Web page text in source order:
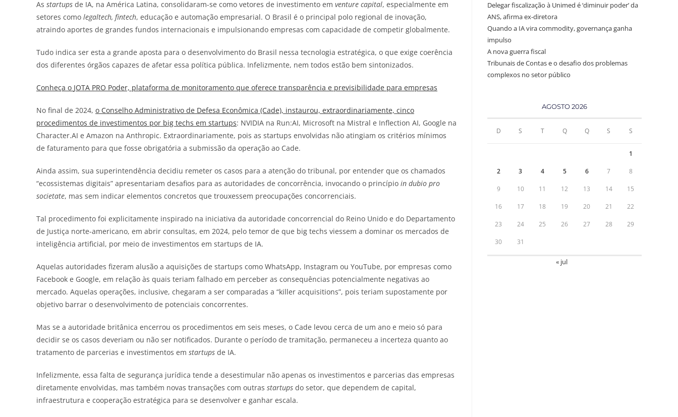
As startups de IA, na América Latina, consolidaram-se como vetores de investimento em venture capital, especialmente em
setores como legaltech, fintech, educação e automação empresarial. O Brasil é o principal polo regional de inovação,
atraindo aportes de grandes fundos internacionais e impulsionando empresas com capacidade de competir globalmente.
Tudo indica ser esta a grande aposta para o desenvolvimento do Brasil nessa tecnologia estratégica, o que exige coerência
dos diferentes órgãos capazes de afetar essa política pública. Infelizmente, nem todos estão bem sintonizados.
Conheça o JOTA PRO Poder, plataforma de monitoramento que oferece transparência e previsibilidade para empresas
No final de 2024, o Conselho Administrativo de Defesa Econômica (Cade), instaurou, extraordinariamente, cinco
procedimentos de investimentos por big techs em startups: NVIDIA na Run:AI, Microsoft na Mistral e Inflection AI, Google na
Character.AI e Amazon na Anthropic. Extraordinariamente, pois as startups envolvidas não atingiam os critérios mínimos
de faturamento para que fosse obrigatória a submissão da operação ao Cade.
Ainda assim, sua superintendência decidiu remeter os casos para a atenção do tribunal, por entender que os chamados
“ecossistemas digitais” apresentariam desafios para as autoridades de concorrência, invocando o princípio in dubio pro
societate, mas sem indicar elementos concretos que trouxessem preocupações concorrenciais.
Tal procedimento foi explicitamente inspirado na iniciativa da autoridade concorrencial do Reino Unido e do Departamento
de Justiça norte-americano, em abrir consultas, em 2024, pelo temor de que big techs viessem a dominar os mercados de
inteligência artificial, por meio de investimentos em startups de IA.
Aquelas autoridades fizeram alusão a aquisições de startups como WhatsApp, Instagram ou YouTube, por empresas como
Facebook e Google, em relação às quais teriam falhado em perceber as consequências potencialmente negativas ao
mercado. Aquelas operações, inclusive, chegaram a ser comparadas a “killer acquisitions”, pois teriam supostamente por
objetivo barrar o desenvolvimento de potenciais concorrentes.
Mas se a autoridade britânica encerrou os procedimentos em seis meses, o Cade levou cerca de um ano e meio só para
decidir se os casos deveriam ou não ser notificados. Durante o período de tramitação, permaneceu a incerteza quanto ao
tratamento de parcerias e investimentos em startups de IA.
Infelizmente, essa falta de segurança jurídica tende a desestimular não apenas os investimentos e parcerias das empresas
diretamente envolvidas, mas também novas transações com outras startups do setor, que dependem de capital,
infraestrutura e cooperação estratégica para se desenvolver e ganhar escala.
Delegar fiscalização à Unimed é ‘diminuir poder’ da
ANS, afirma ex-diretora
Quando a IA vira commodity, governança ganha
impulso
A nova guerra fiscal
Tribunais de Contas e o desafio dos problemas
complexos no setor público
AGOSTO 2026
D S T Q Q S S
1
2 3 4 5 6 7 8
9 10 11 12 13 14 15
16 17 18 19 20 21 22
23 24 25 26 27 28 29
30 31
« jul